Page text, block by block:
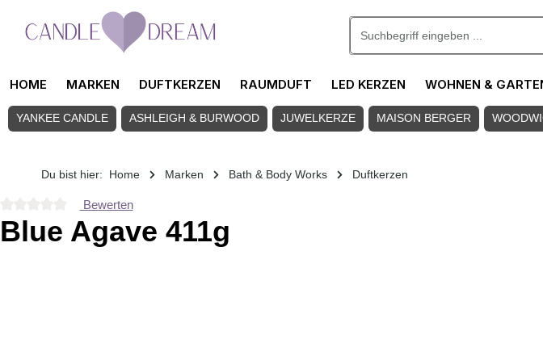
Zum Hauptinhalt springen
HOME MARKEN DUFTKERZEN RAUMDUFT LED KERZEN WOHNEN &
YANKEE CANDLE ASHLEIGH & BURWOOD JUWELKERZE MAISON BERGER
Du bist hier: Home Marken Bath & Body Works Duftkerzen
Durchschnittliche Bewertung von 0 von 5 Sternen
Bewerten
Blue Agave 411g